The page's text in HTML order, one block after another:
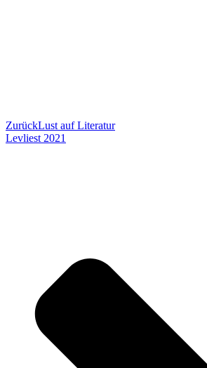
ZurückLust auf Literatur
Levliest 2021